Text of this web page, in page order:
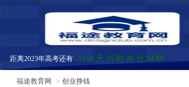
距离2023年高考还有 1156 天 10 时 46 分 35 秒
福途教育网 >创业挣钱